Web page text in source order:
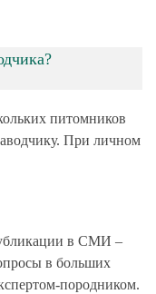
питомников
При личном
в СМИ –
в больших
породником.